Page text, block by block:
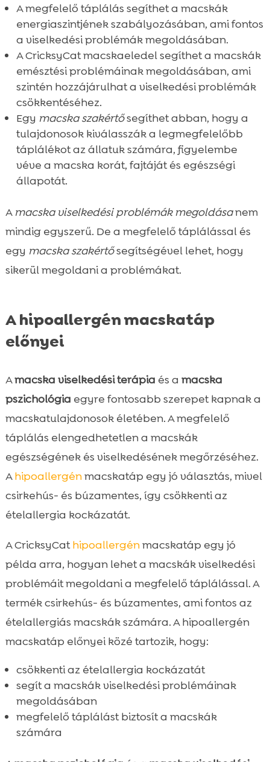
A megfelelő táplálás segíthet a macskák
energiaszintjének szabályozásában, ami fontos
a viselkedési problémák megoldásában.
A CricksyCat macskaeledel segíthet a macskák
emésztési problémáinak megoldásában, ami
szintén hozzájárulhat a viselkedési problémák
csökkentéséhez.
Egy macska szakértősegíthet abban, hogy a
tulajdonosok kiválasszák a legmegfelelőbb
táplálékot az állatuk számára, figyelembe
véve a macska korát, fajtáját és egészségi
állapotát.
A macska viselkedési problémák megoldásanem
mindig egyszerű. De a megfelelő táplálással és
egy macska szakértősegítségével lehet, hogy
sikerül megoldani a problémákat.
A hipoallergén macskatáp
előnyei
Amacska viselkedési terápia és a macska
pszichológia egyre fontosabb szerepet kapnak a
macskatulajdonosok életében. A megfelelő
táplálás elengedhetetlen a macskák
egészségének és viselkedésének megőrzéséhez.
Ahipoallergénmacskatáp egy jó választás, mivel
csirkehús- és búzamentes, így csökkenti az
ételallergia kockázatát.
A CricksyCathipoallergénmacskatáp egy jó
példa arra, hogyan lehet a macskák viselkedési
problémáit megoldani a megfelelő táplálással. A
termék csirkehús- és búzamentes, ami fontos az
ételallergiás macskák számára. A hipoallergén
macskatáp előnyei közé tartozik, hogy:
csökkenti az ételallergia kockázatát
segít a macskák viselkedési problémáinak
megoldásában
megfelelő táplálást biztosít a macskák
számára